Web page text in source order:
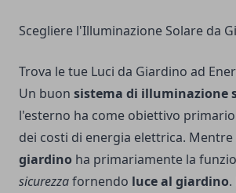
Scegliere l'Illuminazione Solare da
Trova le tue Luci da Giardino ad
Un buon sistema di illuminazione
l'esterno ha come obiettivo
dei costi di energia elettrica. Mentre
giardino ha primariamente la
sicurezzafornendo luce al giardino.